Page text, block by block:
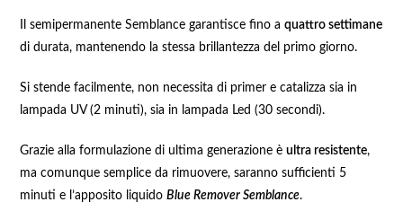
Il semipermanente Semblance garantisce fino aquattro settimane
di durata, mantenendo la stessa brillantezza del primo giorno.
Si stende facilmente, non necessita di primer e catalizza sia in
lampada UV (2 minuti), sia in lampada Led (30 secondi).
Grazie alla formulazione di ultima generazione èultra resistente,
ma comunque semplice da rimuovere, saranno sufficienti 5
minuti e l’apposito liquidoBlue Remover Semblance.